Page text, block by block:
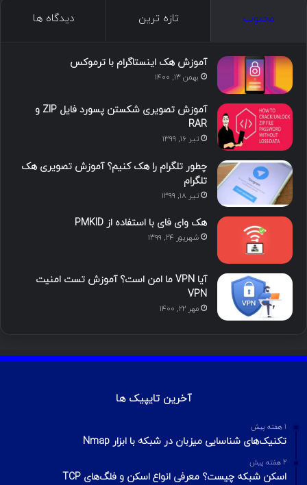
د
ی
ن
و
ت
گ
ا
ا
محبوب تازه ترین دیدگاه ها
آموزش هک اینستاگرام با ترموکس
بهمن ۱۳, ۱۴۰۰
آموزش تصویری شکستن پسورد فایل ZIP و
RAR
تیر ۱۶, ۱۳۹۹
چطور تلگرام را هک کنیم؟ آموزش تصویری هک
تلگرام
تیر ۱۸, ۱۳۹۹
هک وای فای با استفاده از PMKID
شهریور ۲۴, ۱۳۹۹
آیا VPN ما امن است؟ آموزش تست امنیت
VPN
مهر ۲۲, ۱۴۰۰
آخرین تایپیک ها
1 هفته پیش
تکنیک‌های شناسایی میزبان در شبکه با ابزار Nmap
2 هفته پیش
اسکن شبکه چیست؟ معرفی انواع اسکن و فلگ‌های TCP